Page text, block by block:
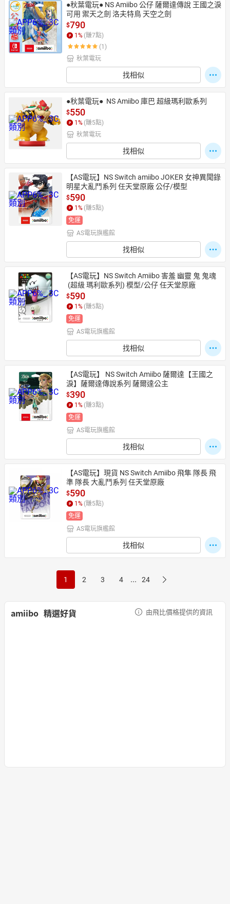
●秋葉電玩● NS Amiibo 公仔 薩爾達傳說 王國之淚
可用 禦天之劍 洛夫特鳥 天空之劍
$790
1 % (賺7點)
(1)
秋葉電玩
找相似
●秋葉電玩●  NS Amiibo 庫巴 超級瑪利歐系列
$550
1 % (賺5點)
秋葉電玩
找相似
【AS電玩】NS Switch amiibo JOKER 女神異聞錄
明星大亂鬥系列 任天堂原廠 公仔/模型
$590
1 % (賺5點)
免運
AS電玩旗艦館
找相似
【AS電玩】NS Switch Amiibo 害羞 幽靈 鬼 鬼魂
(超級 瑪利歐系列) 模型/公仔 任天堂原廠
$590
1 % (賺5點)
免運
AS電玩旗艦館
找相似
【AS電玩】 NS Switch Amiibo 薩爾達【王國之
淚】薩爾達傳說系列 薩爾達公主
$390
1 % (賺3點)
免運
AS電玩旗艦館
找相似
【AS電玩】現貨 NS Switch Amiibo 飛隼 隊長 飛
準 隊長 大亂鬥系列 任天堂原廠
$590
1 % (賺5點)
免運
AS電玩旗艦館
找相似
1 2 3 4 ... 24
amiibo 精選好貨 由飛比價格提供的資訊